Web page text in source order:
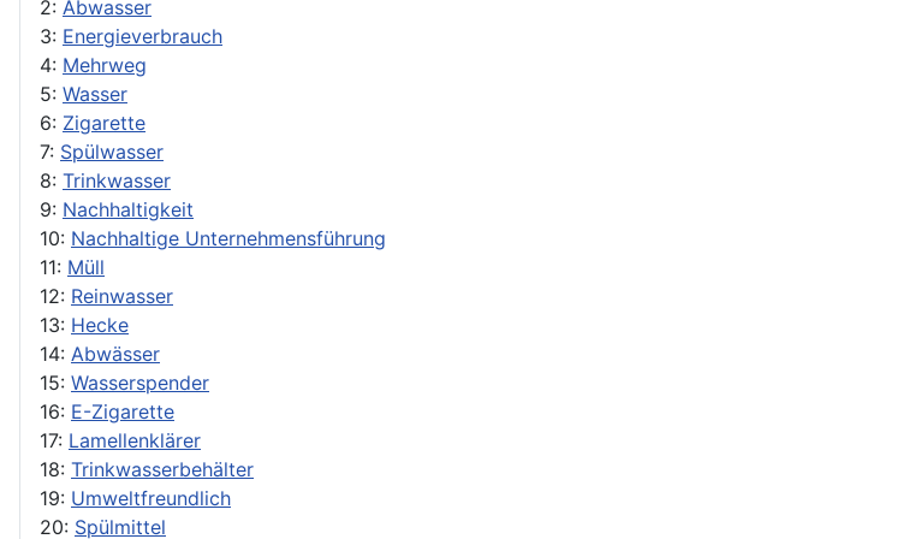
2: Abwasser
3: Energieverbrauch
4: Mehrweg
5: Wasser
6: Zigarette
7: Spülwasser
8: Trinkwasser
9: Nachhaltigkeit
10: Nachhaltige Unternehmensführung
11: Müll
12: Reinwasser
13: Hecke
14: Abwässer
15: Wasserspender
16: E-Zigarette
17: Lamellenklärer
18: Trinkwasserbehälter
19: Umweltfreundlich
20: Spülmittel